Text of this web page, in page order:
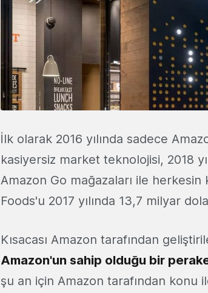
İlk olarak 2016 yılında sadece
kasiyersiz market teknolojisi, 2018
Amazon Go mağazaları ile herkesin
Foods'u 2017 yılında 13,7 milyar
Kısacası Amazon tarafından
Amazon'un sahip olduğu bir
şu an için Amazon tarafından konu